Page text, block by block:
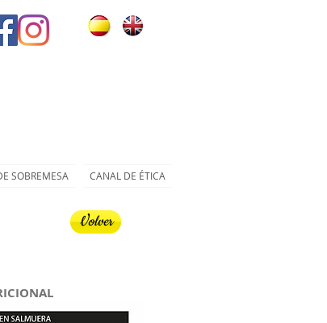
SOBREMESA CANAL DE ÉTICA
Volver